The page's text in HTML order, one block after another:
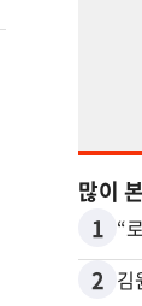
많이
1
2 김